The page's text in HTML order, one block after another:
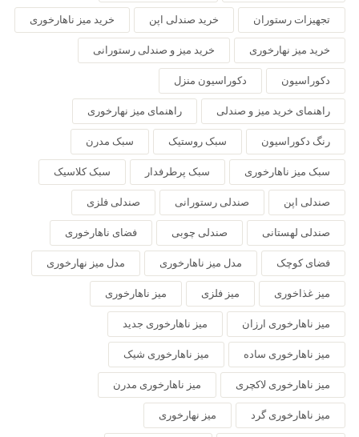
تجهیزات رستوران خرید صندلی اپن خرید میز ناهارخوری
خرید میز نهارخوری خرید میز و صندلی رستورانی
دکوراسیون دکوراسیون منزل
راهنمای خرید میز و صندلی راهنمای میز نهارخوری
رنگ دکوراسیون سبک روستیک سبک مدرن
سبک میز ناهارخوری سبک پرطرفدار سبک کلاسیک
صندلی اپن صندلی رستورانی صندلی فلزی
صندلی لهستانی صندلی چوبی فضای ناهارخوری
فضای کوچک مدل میز ناهارخوری مدل میز نهارخوری
میز غذاخوری میز فلزی میز ناهارخوری
میز ناهارخوری ارزان میز ناهارخوری جدید
میز ناهارخوری ساده میز ناهارخوری شیک
میز ناهارخوری لاکچری میز ناهارخوری مدرن
میز ناهارخوری گرد میز نهارخوری